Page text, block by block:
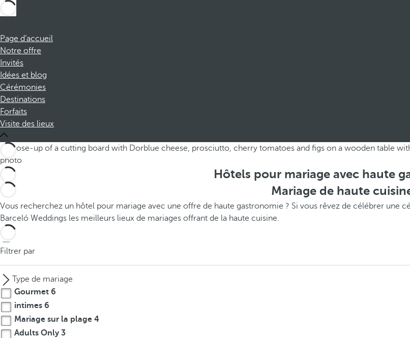
Page d’accueil
Notre offre
Invités
Idées et blog
Cérémonies
Destinations
Forfaits
Visite des lieux
Hôtels pour mariage avec haute
Mariage de haute
Vous recherchez un hôtel pour mariage avec une offre de haute gastronomie ? Si vous rêvez de célébrer une
Barceló Weddings les meilleurs lieux de mariages offrant de la haute cuisine.
Filtrer par
Type de mariage
Gourmet 6
intimes 6
Mariage sur la plage 4
Adults Only3